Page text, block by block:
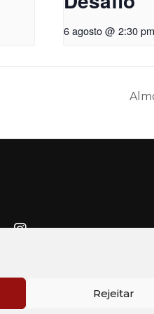
Rejeitar
6 agosto @ 2:30 pm